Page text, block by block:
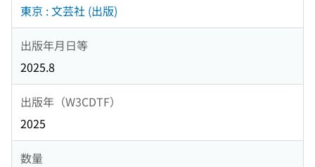
東京 : 文芸社 (出版)
出版年月日等
2025.8
出版年（W3CDTF）
2025
数量